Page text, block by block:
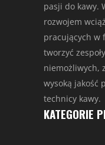
pasji do kawy.
rozwojem
pracujących w
tworzyć
niemożliwych,
wysoką jakość
technicy kawy.
KATEGORIE